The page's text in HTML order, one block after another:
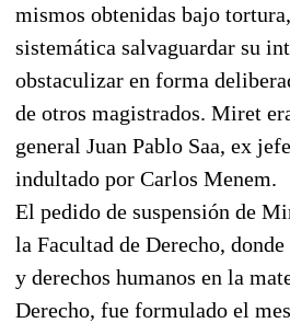
mismos obtenidas bajo
sistemática salvaguardar su
obstaculizar en forma
de otros magistrados. Miret
general Juan Pablo Saa, ex
indultado por Carlos Menem.
El pedido de suspensión de
la Facultad de Derecho, donde
y derechos humanos en la
Derecho, fue formulado el